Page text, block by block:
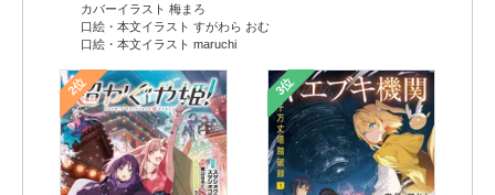
カバーイラスト 梅まろ
口絵・本文イラスト すがわら おむ
口絵・本文イラスト maruchi
2位 3位